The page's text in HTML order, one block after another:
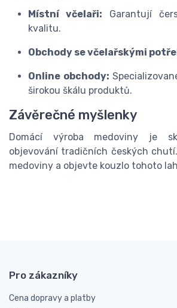
Místní včelaři: Garantují
kvalitu.
Obchody se včelařskými
Online obchody:
širokou škálu produktů.
Závěrečné myšlenky
Domácí výroba medoviny je
objevování tradičních českých
medoviny a objevte kouzlo tohoto
Pro zákazníky
Cena dopravy a platby